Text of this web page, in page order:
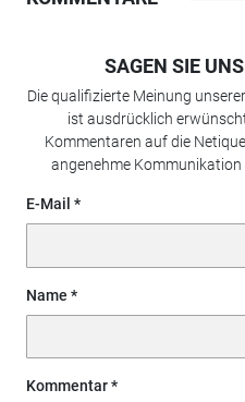
SAGEN SIE
Die qualifizierte Meinung
ist ausdrücklich
Kommentaren auf die
angenehme Kommunikation
E-Mail
Name
Kommentar